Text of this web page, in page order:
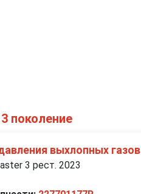
поколение
выхлопных газов
3 рест. 2023